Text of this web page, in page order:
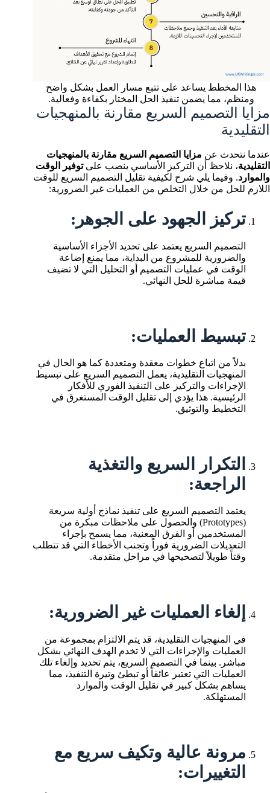
هذا المخطط يساعد على تتبع مسار العمل بشكل واضح
ومنظم، مما يضمن تنفيذ الحل المختار بكفاءة وفعالية.
مزايا التصميم السريع مقارنة بالمنهجيات
التقليدية
عندما نتحدث عن مزايا التصميم السريع مقارنة بالمنهجيات
التقليدية، نلاحظ أن التركيز الأساسي ينصب علىتوفير الوقت
والموارد. وفيما يلي شرح لكيفية تقليل التصميم السريع للوقت
اللازم للحل من خلال التخلص من العمليات غير الضرورية:
تركيز الجهود على الجوهر:
التصميم السريع يعتمد على تحديد الأجزاء الأساسية
والضرورية للمشروع من البداية، مما يمنع إضاعة
الوقت في عمليات التصميم أو التحليل التي لا تضيف
قيمة مباشرة للحل النهائي.
تبسيط العمليات:
بدلاً من اتباع خطوات معقدة ومتعددة كما هو الحال في
المنهجيات التقليدية، يعمل التصميم السريع على تبسيط
الإجراءات والتركيز على التنفيذ الفوري للأفكار
الرئيسية. هذا يؤدي إلى تقليل الوقت المستغرق في
التخطيط والتوثيق.
التكرار السريع والتغذية
الراجعة:
يعتمد التصميم السريع على تنفيذ نماذج أولية سريعة
(Prototypes) والحصول على ملاحظات مبكرة من
المستخدمين أو الفرق المعنية، مما يسمح بإجراء
التعديلات الضرورية فوراً وتجنب الأخطاء التي قد تتطلب
وقتاً طويلاً لتصحيحها في مراحل متقدمة.
إلغاء العمليات غير الضرورية:
في المنهجيات التقليدية، قد يتم الالتزام بمجموعة من
العمليات والإجراءات التي لا تخدم الهدف النهائي بشكل
مباشر. بينما في التصميم السريع، يتم تحديد وإلغاء تلك
العمليات التي تعتبر عائقاً أو تبطئ وتيرة التنفيذ، مما
يساهم بشكل كبير في تقليل الوقت والموارد
المستهلكة.
مرونة عالية وتكيف سريع مع
التغييرات: